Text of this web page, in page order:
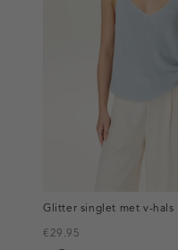
Glitter singlet met v-hals
€29.95